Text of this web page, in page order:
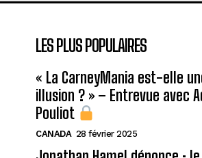
LES PLUS POPULAIRES
« La CarneyMania est-elle
illusion ? » – Entrevue avec
Pouliot
CANADA 28 février 2025